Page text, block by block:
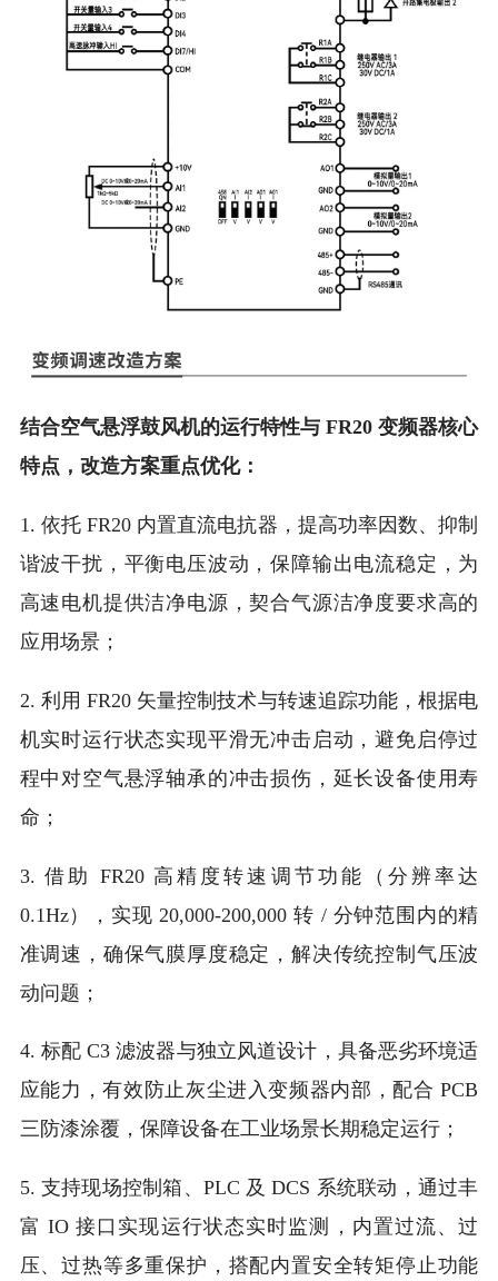
结合空气悬浮鼓风机的运行特性与 FR20 变频器核心
特点，改造方案重点优化：
1. 依托 FR20 内置直流电抗器，提高功率因数、抑制
谐波干扰，平衡电压波动，保障输出电流稳定，为
高速电机提供洁净电源，契合气源洁净度要求高的
应用场景；
2. 利用 FR20 矢量控制技术与转速追踪功能，根据电
机实时运行状态实现平滑无冲击启动，避免启停过
程中对空气悬浮轴承的冲击损伤，延长设备使用寿
命；
3. 借助 FR20 高精度转速调节功能（分辨率达
0.1Hz），实现 20,000-200,000 转 / 分钟范围内的精
准调速，确保气膜厚度稳定，解决传统控制气压波
动问题；
4. 标配 C3 滤波器与独立风道设计，具备恶劣环境适
应能力，有效防止灰尘进入变频器内部，配合 PCB
三防漆涂覆，保障设备在工业场景长期稳定运行；
5. 支持现场控制箱、PLC 及 DCS 系统联动，通过丰
富 IO 接口实现运行状态实时监测，内置过流、过
压、过热等多重保护，搭配内置安全转矩停止功能